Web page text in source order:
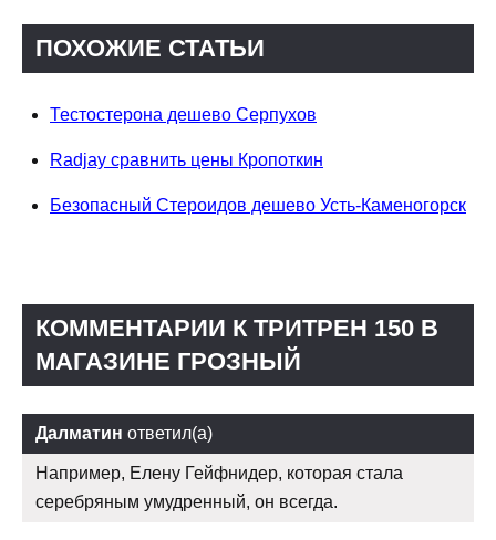
ПОХОЖИЕ СТАТЬИ
Тестостерона дешево Серпухов
Radjay сравнить цены Кропоткин
Безопасный Стероидов дешево Усть-Каменогорск
КОММЕНТАРИИ К ТРИТРЕН 150 В
МАГАЗИНЕ ГРОЗНЫЙ
Далматин ответил(а)
Например, Елену Гейфнидер, которая стала
серебряным умудренный, он всегда.